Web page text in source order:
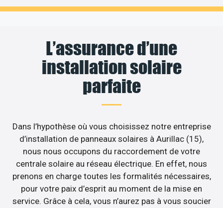
L’assurance d’une
installation solaire
parfaite
Dans l’hypothèse où vous choisissez notre entreprise
d’installation de panneaux solaires à Aurillac (15),
nous nous occupons du raccordement de votre
centrale solaire au réseau électrique. En effet, nous
prenons en charge toutes les formalités nécessaires,
pour votre paix d’esprit au moment de la mise en
service. Grâce à cela, vous n’aurez pas à vous soucier